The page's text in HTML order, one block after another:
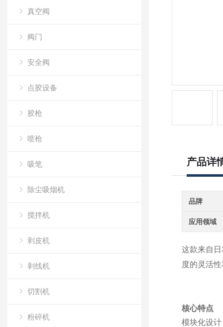
真空阀
阀门
安全阀
点胶设备
胶枪
喷枪
吸笔
除尘吸烟机
搅拌机
剥皮机
剥线机
切割机
粉碎机
产品详
品牌
应用领域
这款来自
度的灵活
核心特点
模块化设